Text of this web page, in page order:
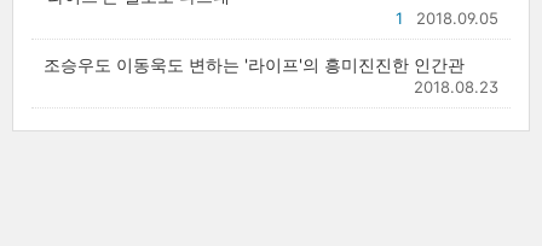
2018.09.05
1
조승우도 이동욱도 변하는 '라이프'의 흥미진진한 인간관
2018.08.23